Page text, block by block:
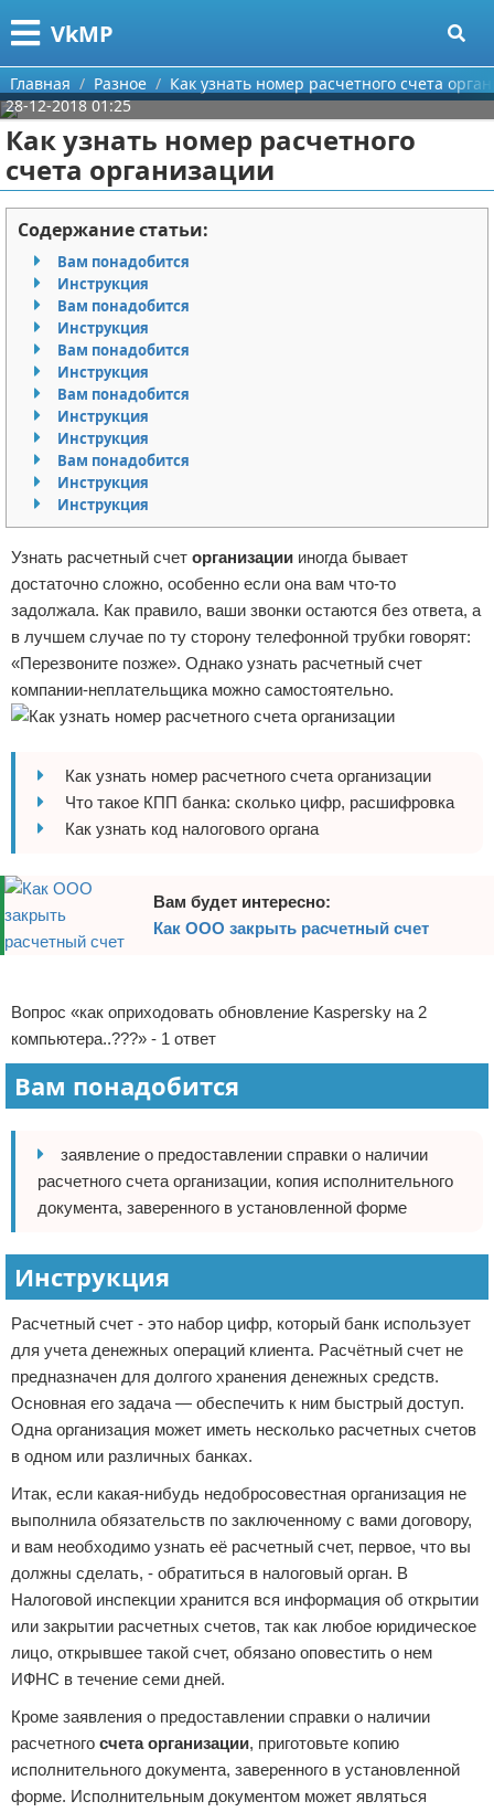
VkMP
Меню
Главная
Категории
Сельское хозяйство
Разное
Идеи бизнеса
Для руководителя
Промышленность
Международный бизнес
Продажи
Начало бизнеса
Обзоры услуг
Самосовершенствование
Деловое общение
Менеджмент
Поиск
О проекте
Контакты
Сотрудничество
Размещение рекламы
Для правообладателей
Условия предоставления информации
Отказ от ответственности
Главная Разное
Как узнать номер расчетного счета
28-12-2018 01:25
Как узнать номер расчетного
счета организации
Содержание статьи:
Вам понадобится
Инструкция
Вам понадобится
Инструкция
Вам понадобится
Инструкция
Вам понадобится
Инструкция
Инструкция
Вам понадобится
Инструкция
Инструкция
Узнать расчетный счет организации иногда бывает
достаточно сложно, особенно если она вам что-то
задолжала. Как правило, ваши звонки остаются без ответа, а
в лучшем случае по ту сторону телефонной трубки говорят:
«Перезвоните позже». Однако узнать расчетный счет
компании-неплательщика можно самостоятельно.
Как узнать номер расчетного счета организации
Что такое КПП банка: сколько цифр, расшифровка
Как узнать код налогового органа
Вам будет интересно:
Как ООО закрыть расчетный счет
Вопрос «как оприходовать обновление Kaspersky на 2
компьютера..???» - 1 ответ
Вам понадобится
заявление о предоставлении справки о наличии
расчетного счета организации, копия исполнительного
документа, заверенного в установленной форме
Инструкция
Расчетный счет - это набор цифр, который банк использует
для учета денежных операций клиента. Расчётный счет не
предназначен для долгого хранения денежных средств.
Основная его задача — обеспечить к ним быстрый доступ.
Одна организация может иметь несколько расчетных счетов
в одном или различных банках.
Итак, если какая-нибудь недобросовестная организация не
выполнила обязательств по заключенному с вами договору,
и вам необходимо узнать её расчетный счет, первое, что вы
должны сделать, - обратиться в налоговый орган. В
Налоговой инспекции хранится вся информация об открытии
или закрытии расчетных счетов, так как любое юридическое
лицо, открывшее такой счет, обязано оповестить о нем
ИФНС в течение семи дней.
Кроме заявления о предоставлении справки о наличии
расчетного счета организации, приготовьте копию
исполнительного документа, заверенного в установленной
форме. Исполнительным документом может являться